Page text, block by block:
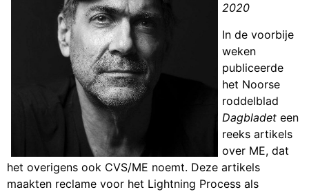
2020
In de voorbije
weken
publiceerde
het Noorse
roddelblad
Dagbladet een
reeks artikels
over ME, dat
het overigens ook CVS/ME noemt. Deze artikels
maakten reclame voor het Lightning Process als